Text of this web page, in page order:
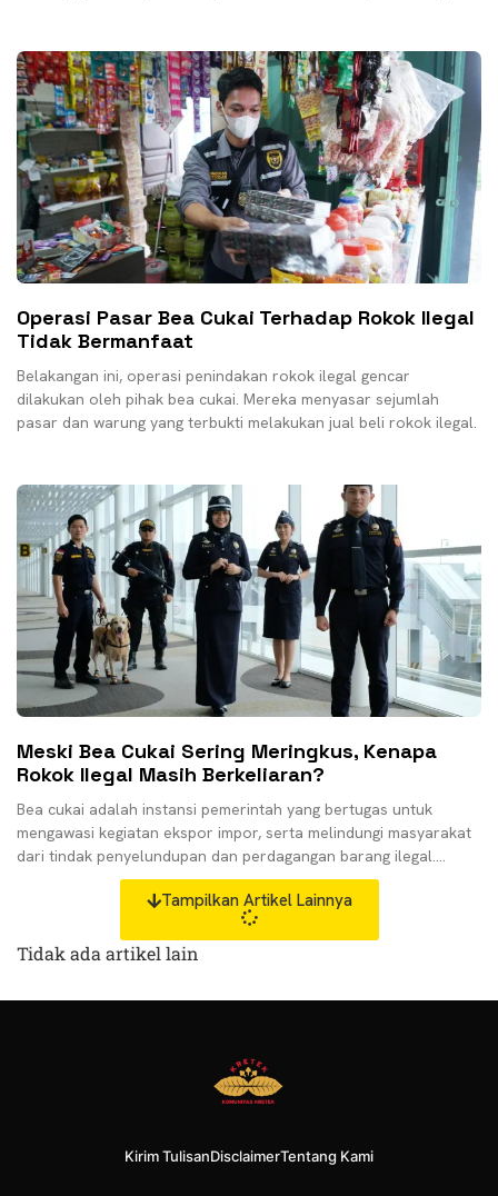
Operasi Pasar Bea Cukai Terhadap Rokok Ilegal
Tidak Bermanfaat
Belakangan ini, operasi penindakan rokok ilegal gencar
dilakukan oleh pihak bea cukai. Mereka menyasar sejumlah
pasar dan warung yang terbukti melakukan jual beli rokok ilegal.
Meski Bea Cukai Sering Meringkus, Kenapa
Rokok Ilegal Masih Berkeliaran?
Bea cukai adalah instansi pemerintah yang bertugas untuk
mengawasi kegiatan ekspor impor, serta melindungi masyarakat
dari tindak penyelundupan dan perdagangan barang ilegal.
Namun, dari pengertian
Tampilkan Artikel Lainnya
Tidak ada artikel lain
Kirim TulisanDisclaimerTentang Kami